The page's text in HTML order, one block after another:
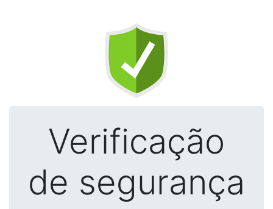
Verificação
de segurança